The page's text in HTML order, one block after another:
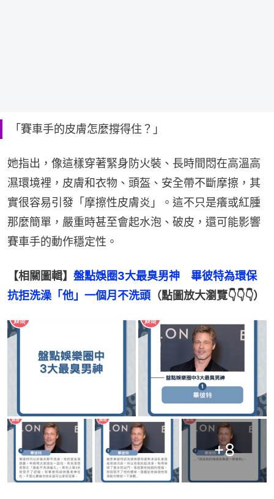
「賽車手的皮膚怎麼撐得住？」
她指出，像這樣穿著緊身防火裝、長時間悶在高溫高
濕環境裡，皮膚和衣物、頭盔、安全帶不斷摩擦，其
實很容易引發「摩擦性皮膚炎」。這不只是癢或紅腫
那麼簡單，嚴重時甚至會起水泡、破皮，還可能影響
賽車手的動作穩定性。
【相關圖輯】 盤點娛圈3大最臭男神　畢彼特為環保
抗拒洗澡「他」一個月不洗頭 （點圖放大瀏覽👇👇👇）
+8